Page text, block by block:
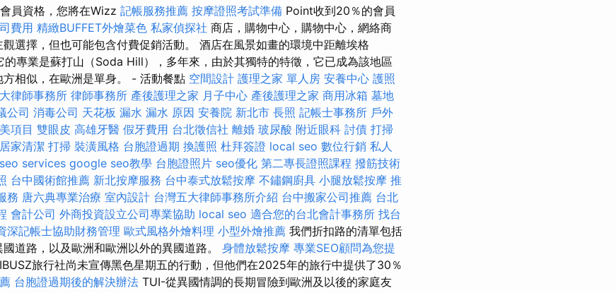
員資格，您將在Wizz 記帳服務推薦 按摩證照考試準備 Point收到20％的會員
費用 精緻BUFFET外燴菜色 私家偵探社 商店，購物中心，購物中心，網絡商
選擇，但也可能包含付費促銷活動。 酒店在風景如畫的環境中距離埃格
的專業是蘇打山（Soda Hill），多年來，由於其獨特的特徵，它已成為該地區
相似，在歐洲是單身。 - 活動餐點 空間設計 護理之家 單人房 安養中心 護照
律師事務所 律師事務所 產後護理之家 月子中心 產後護理之家 商用冰箱 墓地
公司 消毒公司 天花板 漏水 漏水 原因 安養院 新北市 長照 記帳士事務所 戶外
項目 雙眼皮 高雄牙醫 假牙費用 台北徵信社 離婚 玻尿酸 附近眼科 討債 打掃
家清潔 打掃 裝潢風格 台胞證過期 換護照 杜拜簽證 local seo 數位行銷 私人
seo services google seo教學 台胞證照片 seo優化 第二專長證照課程 撥筋技術
台中國術館推薦 新北按摩服務 台中泰式放鬆按摩 不鏽鋼廚具 小腿放鬆按摩 推
務 唐六典專業治療 室內設計 台灣五大律師事務所介紹 台中搬家公司推薦 台北
會計公司 外商投資設立公司專業協助 local seo 適合您的台北會計事務所 找台
深記帳士協助財務管理 歐式風格外燴料理 小型外燴推薦 我們折扣路的清單包括
道路，以及歐洲和歐洲以外的異國道路。 身體放鬆按摩 專業SEO顧問為您提
IBUSZ旅行社尚未宣傳黑色星期五的行動，但他們在2025年的旅行中提供了30％
台胞證過期後的解決辦法 TUI-從異國情調的長期冒險到歐洲及以後的家庭友